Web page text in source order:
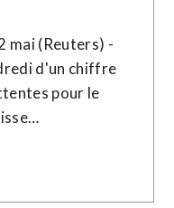
mai (Reuters) -
d'un chiffre
pour le